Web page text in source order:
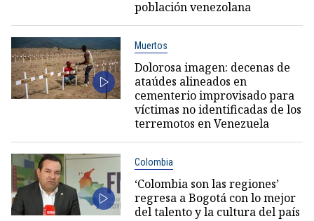
población venezolana
Muertos
Dolorosa imagen: decenas de
ataúdes alineados en
cementerio improvisado para
víctimas no identificadas de los
terremotos en Venezuela
Colombia
‘Colombia son las regiones’
regresa a Bogotá con lo mejor
del talento y la cultura del país